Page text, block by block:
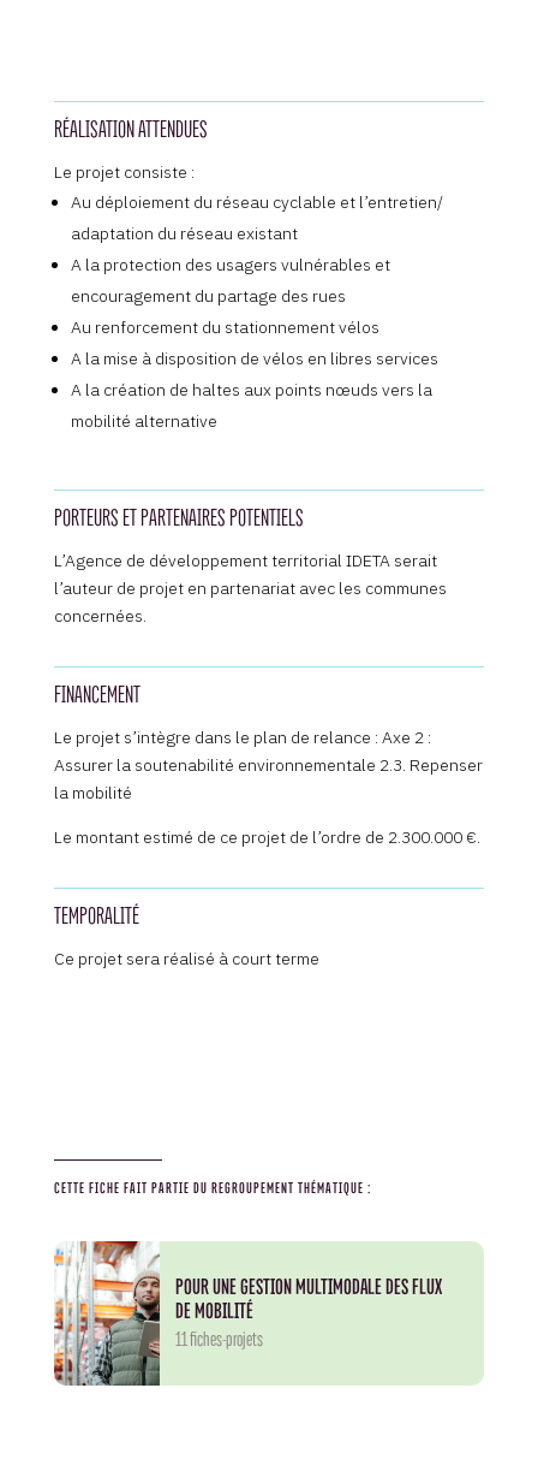
RÉALISATION ATTENDUES
Le projet consiste :
Au déploiement du réseau cyclable et l’entretien/
adaptation du réseau existant
A la protection des usagers vulnérables et
encouragement du partage des rues
Au renforcement du stationnement vélos
A la mise à disposition de vélos en libres services
A la création de haltes aux points nœuds vers la
mobilité alternative
PORTEURS ET PARTENAIRES POTENTIELS
L’Agence de développement territorial IDETA serait
l’auteur de projet en partenariat avec les communes
concernées.
FINANCEMENT
Le projet s’intègre dans le plan de relance : Axe 2 :
Assurer la soutenabilité environnementale 2.3. Repenser
la mobilité
Le montant estimé de ce projet de l’ordre de 2.300.000 €.
TEMPORALITÉ
Ce projet sera réalisé à court terme
CETTE FICHE FAIT PARTIE DU REGROUPEMENT THÉMATIQUE :
POUR UNE GESTION MULTIMODALE DES FLUX
DE MOBILITÉ
11 fiches-projets